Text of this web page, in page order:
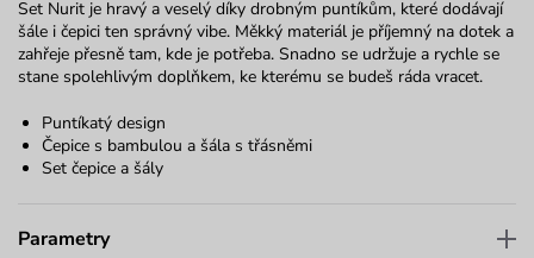
Set Nurit je hravý a veselý díky drobným puntíkům, které dodávají
šále i čepici ten správný vibe. Měkký materiál je příjemný na dotek a
zahřeje přesně tam, kde je potřeba. Snadno se udržuje a rychle se
stane spolehlivým doplňkem, ke kterému se budeš ráda vracet.
Puntíkatý design
Čepice s bambulou a šála s třásněmi
Set čepice a šály
Parametry